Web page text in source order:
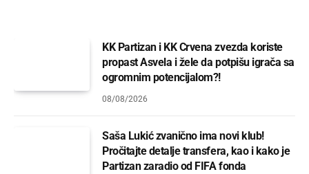
KK Partizan i KK Crvena zvezda koriste
propast Asvela i žele da potpišu igrača sa
ogromnim potencijalom?!
08/08/2026
Saša Lukić zvanično ima novi klub!
Pročitajte detalje transfera, kao i kako je
Partizan zaradio od FIFA fonda